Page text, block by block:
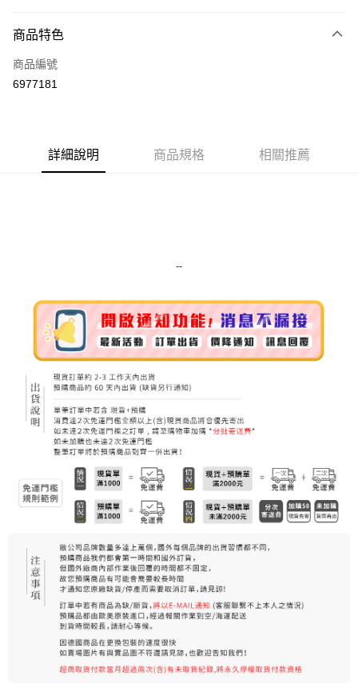
信用卡一次付款
超商取貨付款
街口支付
全家取貨付款
每筆NT$80，滿NT$999(含以上)免運費
每筆NT$80，滿NT$999(含以上)免運費
7-11取貨付款
每筆NT$80，滿NT$999(含以上)免運費
7-11純取貨 (先付款
每筆NT$80，滿NT$999(含以上)免運費
每筆NT$100，滿NT$999(含以上)免運費
離島宅配（澎湖、金門、馬祖、小琉球）
每筆NT$250，滿NT$3,000(含以上)免運費
付款後門市自取
商品特色
商品編號
6977181
詳細說明 商品規格 相關推薦
--